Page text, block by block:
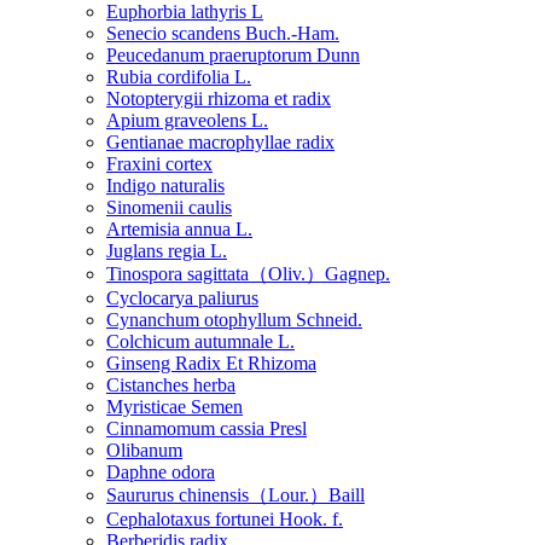
Euphorbia lathyris L
Senecio scandens Buch.-Ham.
Peucedanum praeruptorum Dunn
Rubia cordifolia L.
Notopterygii rhizoma et radix
Apium graveolens L.
Gentianae macrophyllae radix
Fraxini cortex
Indigo naturalis
Sinomenii caulis
Artemisia annua L.
Juglans regia L.
Tinospora sagittata（Oliv.）Gagnep.
Cyclocarya paliurus
Cynanchum otophyllum Schneid.
Colchicum autumnale L.
Ginseng Radix Et Rhizoma
Cistanches herba
Myristicae Semen
Cinnamomum cassia Presl
Olibanum
Daphne odora
Saururus chinensis（Lour.）Baill
Cephalotaxus fortunei Hook. f.
Berberidis radix